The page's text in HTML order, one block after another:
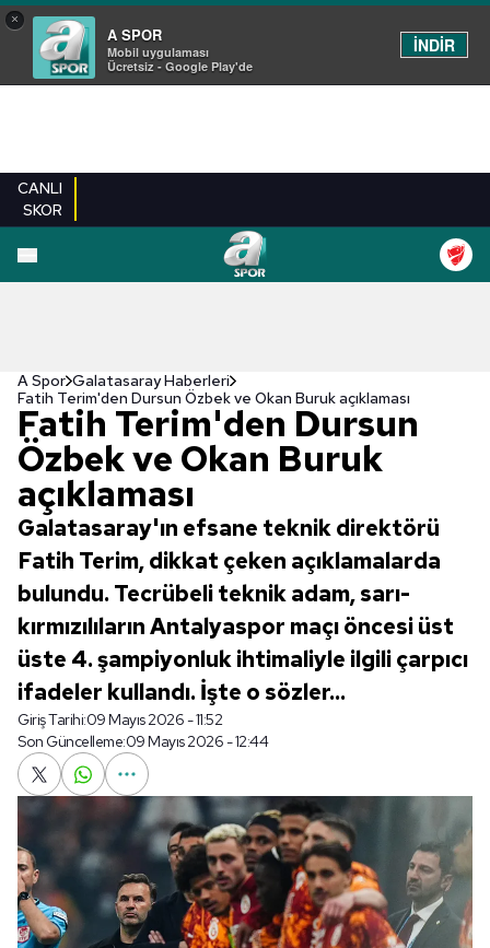
×
A SPOR
Mobil uygulaması
Ücretsiz - Google Play'de
İNDİR
CANLI
SKOR
A Spor Galatasaray Haberleri
Fatih Terim'den Dursun Özbek ve Okan Buruk açıklaması
Fatih Terim'den Dursun
Özbek ve Okan Buruk
açıklaması
Galatasaray'ın efsane teknik direktörü
Fatih Terim, dikkat çeken açıklamalarda
bulundu. Tecrübeli teknik adam, sarı-
kırmızılıların Antalyaspor maçı öncesi üst
üste 4. şampiyonluk ihtimaliyle ilgili çarpıcı
ifadeler kullandı. İşte o sözler...
Giriş Tarihi:09 Mayıs 2026 - 11:52
Son Güncelleme:09 Mayıs 2026 - 12:44